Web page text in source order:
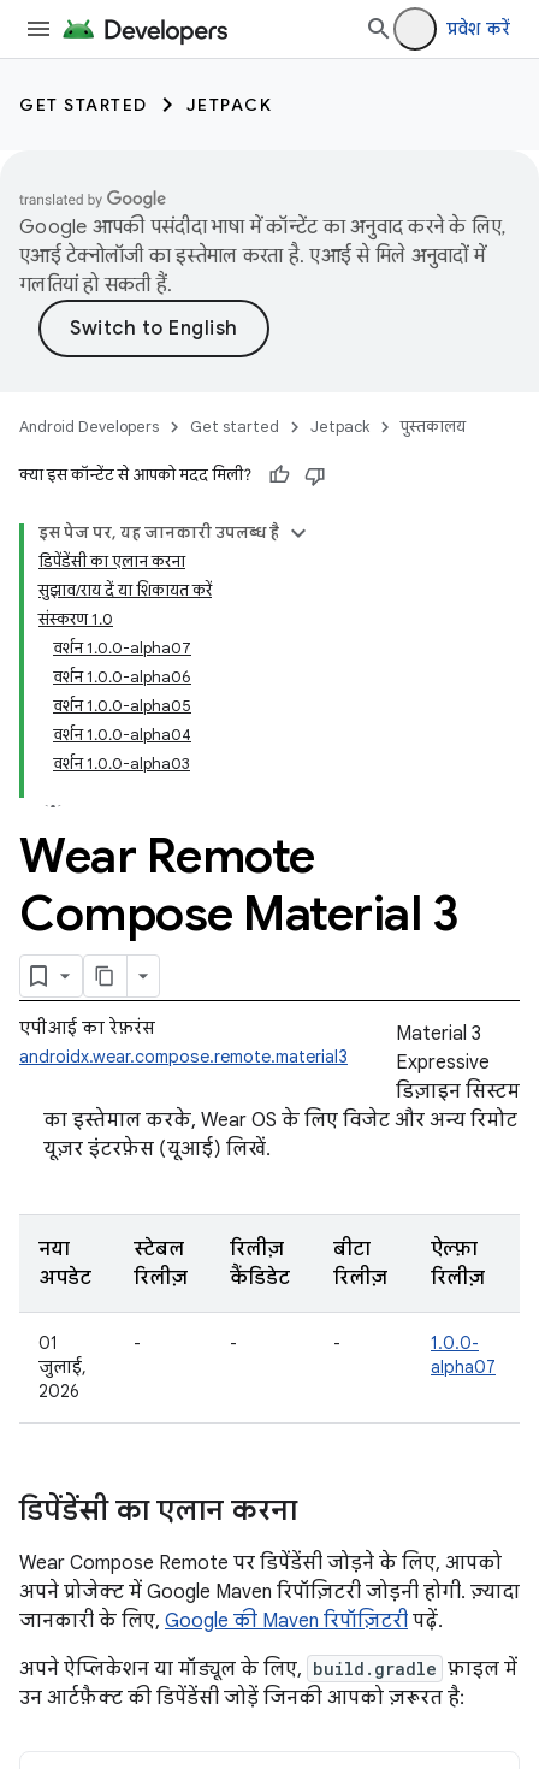
प्रवेश करें
GET STARTED JETPACK
Google आपकी पसंदीदा भाषा में कॉन्टेंट का अनुवाद करने के लिए,
एआई टेक्नोलॉजी का इस्तेमाल करता है. एआई से मिले अनुवादों में
गलतियां हो सकती हैं.
Android Developers Get started Jetpack पुस्तकालय
क्या इस कॉन्टेंट से आपको मदद मिली?
इस पेज पर, यह जानकारी उपलब्ध है
डिपेंडेंसी का एलान करना
सुझाव/राय दें या शिकायत करें
संस्करण 1.0
वर्शन 1.0.0-alpha07
वर्शन 1.0.0-alpha06
वर्शन 1.0.0-alpha05
वर्शन 1.0.0-alpha04
वर्शन 1.0.0-alpha03
Wear Remote
Compose Material 3
एपीआई का रेफ़रंस
androidx.wear.compose.remote.material3
Material 3
Expressive
डिज़ाइन सिस्टम
का इस्तेमाल करके, Wear OS के लिए विजेट और अन्य रिमोट
यूज़र इंटरफ़ेस (यूआई) लिखें.
नया
अपडेट
स्टेबल
रिलीज़
रिलीज़
कैंडिडेट
बीटा
रिलीज़
ऐल्फ़ा
रिलीज़
01
जुलाई,
2026
- - -
1.0.0-
alpha07
डिपेंडेंसी का एलान करना
Wear Compose Remote पर डिपेंडेंसी जोड़ने के लिए, आपको
अपने प्रोजेक्ट में Google Maven रिपॉज़िटरी जोड़नी होगी. ज़्यादा
जानकारी के लिए, Google की Maven रिपॉज़िटरी पढ़ें.
अपने ऐप्लिकेशन या मॉड्यूल के लिए, build.gradle फ़ाइल में
उन आर्टफ़ैक्ट की डिपेंडेंसी जोड़ें जिनकी आपको ज़रूरत है: